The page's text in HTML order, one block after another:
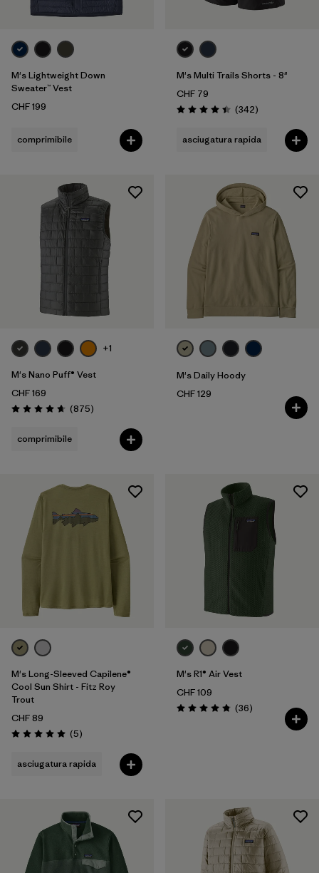
M's Lightweight Down
Sweater™ Vest
CHF 199
comprimibile
M's Multi Trails Shorts - 8"
CHF 79
Valutazione: 4.4 / 5
(342Recensioni
)
asciugatura rapida
+1
M's Nano Puff® Vest
CHF 169
Valutazione: 4.7 / 5
(875Recensioni
)
comprimibile
M's Daily Hoody
CHF 129
M's Long-Sleeved Capilene®
Cool Sun Shirt - Fitz Roy
Trout
CHF 89
Valutazione: 5.0 / 5
(5Recensioni
)
asciugatura rapida
M's R1® Air Vest
CHF 109
Valutazione: 4.9 / 5
(36Recensioni
)